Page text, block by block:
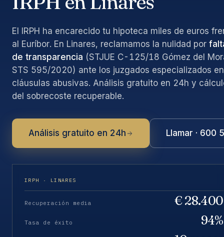
El IRPH ha encarecido tu hipoteca miles de euros
al Euríbor. En Linares, reclamamos la nulidad por
de transparencia (STJUE C-125/18 Gómez del
STS 595/2020) ante los juzgados especializados en
cláusulas abusivas. Análisis gratuito en 24h y
del sobrecoste recuperable.
Análisis gratuito en 24h Llamar · 600
IRPH · LINARES
Recuperación media € 28.400
Tasa de éxito 94%